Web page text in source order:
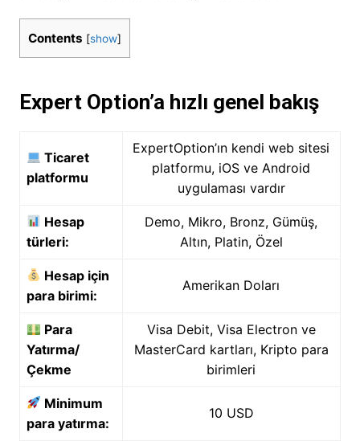
Contents [show]
Expert Option’a hızlı genel bakış
Ticaret
platformu
ExpertOption’ın kendi web sitesi
platformu, iOS ve Android
uygulaması vardır
Hesap
türleri:
Demo, Mikro, Bronz, Gümüş,
Altın, Platin, Özel
Hesap için
para birimi:
Amerikan Doları
Para
Yatırma/
Çekme
Visa Debit, Visa Electron ve
MasterCard kartları, Kripto para
birimleri
Minimum
para yatırma:
10 USD